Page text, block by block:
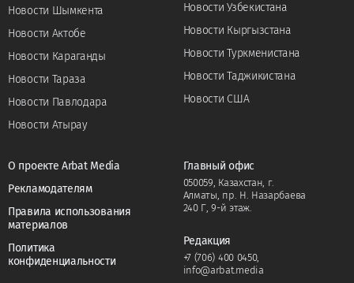
Новости Шымкента
Новости Актобе
Новости Караганды
Новости Тараза
Новости Павлодара
Новости Атырау
Новости Узбекистана
Новости Кыргызстана
Новости Туркменистана
Новости Таджикистана
Новости США
О проекте Arbat Media
Рекламодателям
Правила использования
материалов
Политика
конфиденциальности
Главный офис
050059, Казахстан, г.
Алматы, пр. Н. Назарбаева
240 Г, 9-й этаж.
Редакция
+7 (706) 400 0450,
info@arbat.media